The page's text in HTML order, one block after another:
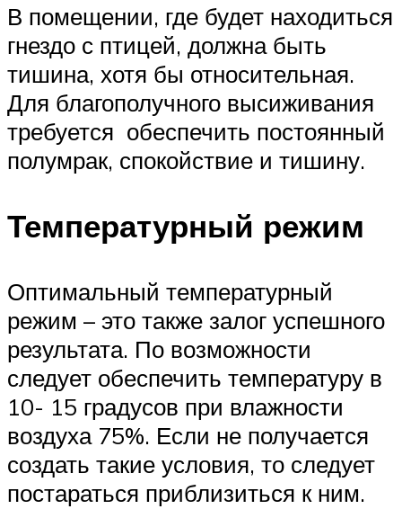
В помещении, где будет находиться
гнездо с птицей, должна быть
тишина, хотя бы относительная.
Для благополучного высиживания
требуется обеспечить постоянный
полумрак, спокойствие и тишину.
Температурный режим
Оптимальный температурный
режим – это также залог успешного
результата. По возможности
следует обеспечить температуру в
10- 15 градусов при влажности
воздуха 75%. Если не получается
создать такие условия, то следует
постараться приблизиться к ним.